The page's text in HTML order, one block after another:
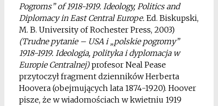
Pogroms” of 1918-1919. Ideology, Politics and
Diplomacy in East Central Europe. Ed. Biskupski,
M. B. University of Rochester Press, 2003)
(Trudne pytanie – USA i „polskie pogromy”
1918-1919. Ideologia, polityka i dyplomacja w
Europie Centralnej)profesor Neal Pease
przytoczył fragment dzienników Herberta
Hoovera (obejmujących lata 1874-1920). Hoover
pisze, że w wiadomościach w kwietniu 1919